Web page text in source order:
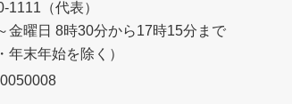
1111（代表）
金曜日 8時30分から17時15分まで
年末年始を除く）